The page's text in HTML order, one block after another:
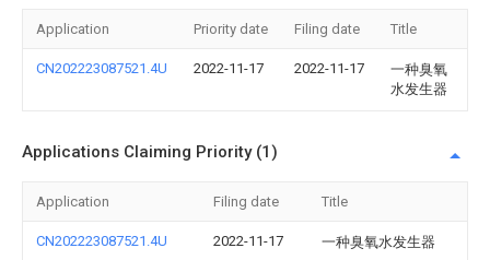
Application Priority date Filing date Title
CN202223087521.4U 2022-11-17 2022-11-17
一种臭氧
水发生器
Applications Claiming Priority (1)
Application Filing date Title
CN202223087521.4U 2022-11-17 一种臭氧水发生器